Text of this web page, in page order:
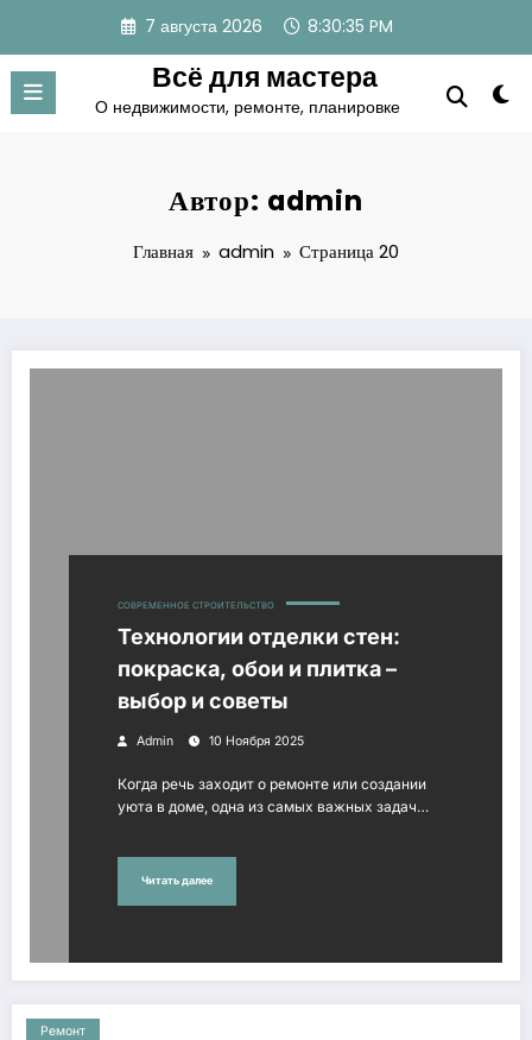
содержимому
7 августа 2026 8:30:35 PM
Всё для мастера
О недвижимости, ремонте, планировке
Автор: admin
Главная admin Страница 20
СОВРЕМЕННОЕ СТРОИТЕЛЬСТВО
Технологии отделки стен:
покраска, обои и плитка –
выбор и советы
Admin 10 Ноября 2025
Когда речь заходит о ремонте или создании
уюта в доме, одна из самых важных задач…
Читать далее
Ремонт